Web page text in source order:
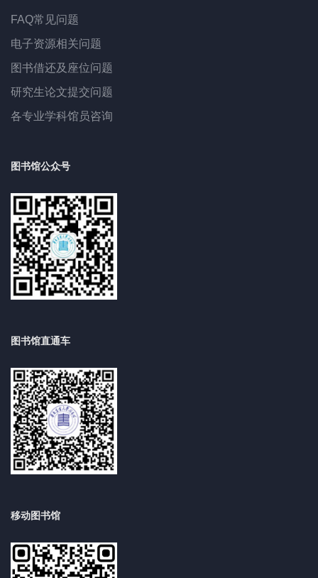
FAQ常见问题
电子资源相关问题
图书借还及座位问题
研究生论文提交问题
各专业学科馆员咨询
图书馆公众号
图书馆直通车
移动图书馆